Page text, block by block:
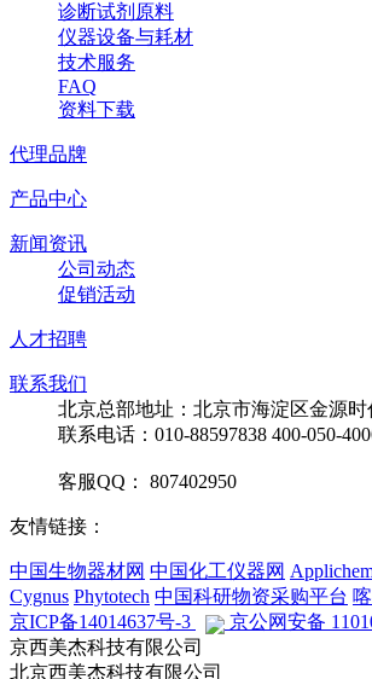
诊断试剂原料
仪器设备与耗材
技术服务
FAQ
资料下载
代理品牌
产品中心
新闻资讯
公司动态
促销活动
人才招聘
联系我们
北京总部地址：北京市海淀区金源
联系电话：010-88597838 400-050-
客服QQ： 807402950
友情链接：
中国生物器材网 中国化工仪器网
Cygnus Phytotech 中国科研物资采购平台
京ICP备14014637号-3
京公网安备
京西美杰科技有限公司
北京西美杰科技有限公司